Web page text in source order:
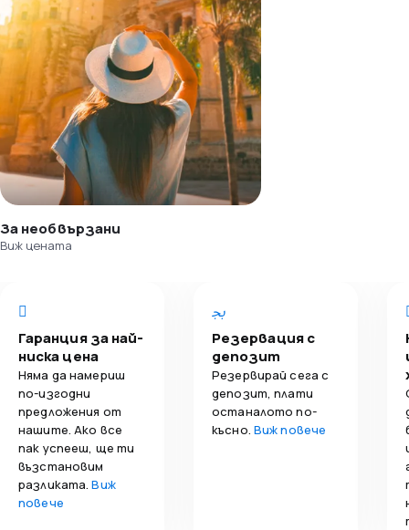
За необвързани
Виж цената
Гаранция за най-
ниска цена
Няма да намериш
по-изгодни
предложения от
нашите. Ако все
пак успееш, ще ти
възстановим
разликата.Виж
повече
Резервация с
депозит
Резервирай сега с
депозит, плати
останалото по-
късно. Виж повече